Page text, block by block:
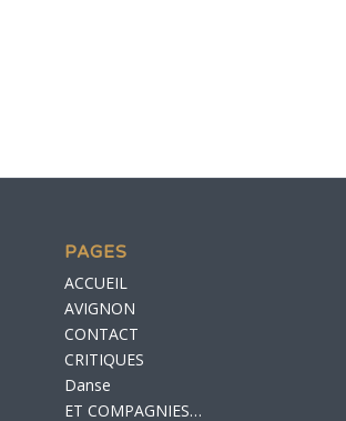
PAGES
ACCUEIL
AVIGNON
CONTACT
CRITIQUES
Danse
ET COMPAGNIES…